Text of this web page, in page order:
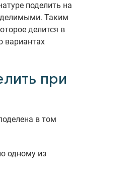
поделить на
Таким
делится в
вариантах
при
в том
одному из